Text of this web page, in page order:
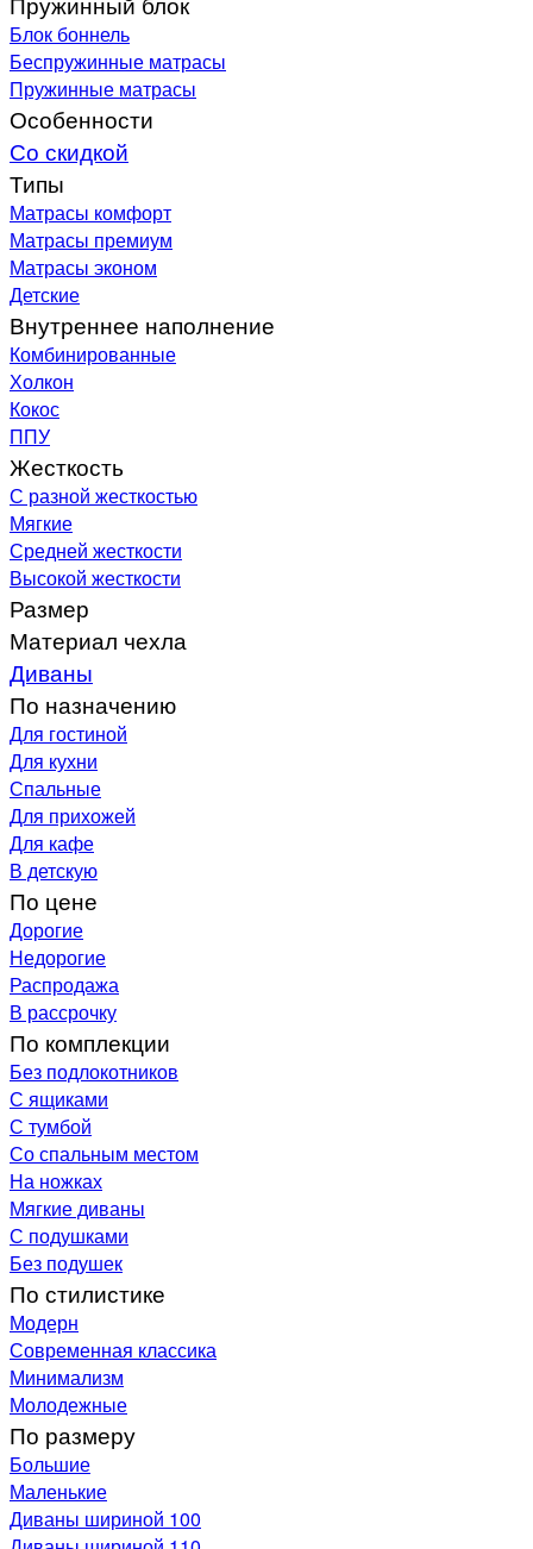
Блок боннель
Беспружинные матрасы
Пружинные матрасы
Особенности
Со скидкой
Типы
Матрасы комфорт
Матрасы премиум
Матрасы эконом
Детские
Внутреннее наполнение
Комбинированные
Холкон
Кокос
ППУ
Жесткость
С разной жесткостью
Мягкие
Средней жесткости
Высокой жесткости
Размер
Материал чехла
Диваны
По назначению
Для гостиной
Для кухни
Спальные
Для прихожей
Для кафе
В детскую
По цене
Дорогие
Недорогие
Распродажа
В рассрочку
По комплекции
Без подлокотников
С ящиками
С тумбой
Со спальным местом
На ножках
Мягкие диваны
С подушками
Без подушек
По стилистике
Модерн
Современная классика
Минимализм
Молодежные
По размеру
Большие
Маленькие
Диваны шириной 100